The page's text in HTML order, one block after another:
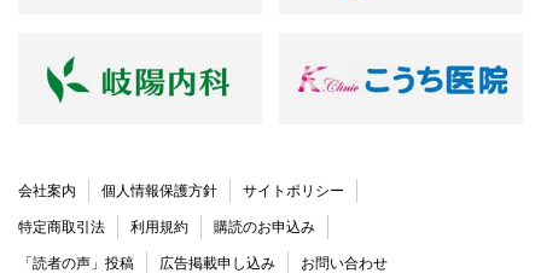
会社案内 個人情報保護方針 サイトポリシー
特定商取引法 利用規約 購読のお申込み
「読者の声」投稿 広告掲載申し込み お問い合わせ